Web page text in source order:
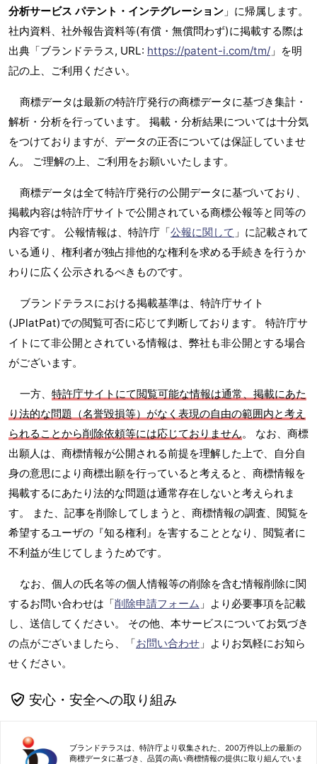
分析サービス パテント・インテグレーション 」に帰属します。
社内資料、社外報告資料等(有償・無償問わず)に掲載する際は
出典「ブランドテラス, URL: https://patent-i.com/tm/ 」を明
記の上、ご利用ください。
商標データは最新の特許庁発行の商標データに基づき集計・
解析・分析を行っています。 掲載・分析結果については十分気
をつけておりますが、データの正否については保証していませ
ん。 ご理解の上、ご利用をお願いいたします。
商標データは全て特許庁発行の公開データに基づいており、
掲載内容は特許庁サイトで公開されている商標公報等と同等の
内容です。 公報情報は、特許庁「公報に関して 」に記載されて
いる通り、権利者が独占排他的な権利を求める手続きを行うか
わりに広く公示されるべきものです。
ブランドテラスにおける掲載基準は、特許庁サイト
(JPlatPat)での閲覧可否に応じて判断しております。 特許庁サ
イトにて非公開とされている情報は、弊社も非公開とする場合
がございます。
一方、 特許庁サイトにて閲覧可能な情報は通常、掲載にあた
り法的な問題（名誉毀損等）がなく表現の自由の範囲内と考え
られることから削除依頼等には応じておりません。 なお、商標
出願人は、商標情報が公開される前提を理解した上で、自分自
身の意思により商標出願を行っていると考えると、商標情報を
掲載するにあたり法的な問題は通常存在しないと考えられま
す。 また、記事を削除してしまうと、商標情報の調査、閲覧を
希望するユーザの『知る権利』を害することとなり、閲覧者に
不利益が生じてしまうためです。
なお、個人の氏名等の個人情報等の削除を含む情報削除に関
するお問い合わせは「削除申請フォーム 」より必要事項を記載
し、送信してください。 その他、本サービスについてお気づき
の点がございましたら、「お問い合わせ 」よりお気軽にお知ら
せください。
安心・安全への取り組み
ブランドテラスは、特許庁より収集された、200万件以上の最新の
商標データに基づき、品質の高い商標情報の提供に取り組んでいま